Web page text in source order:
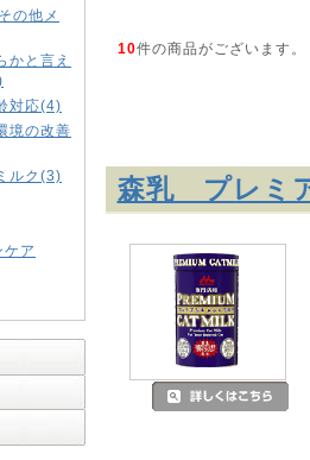
の他メ
かと言え
対応(4)
境の改善
ルク(3)
ケア
10件の商品がございます。
森乳 プレミ